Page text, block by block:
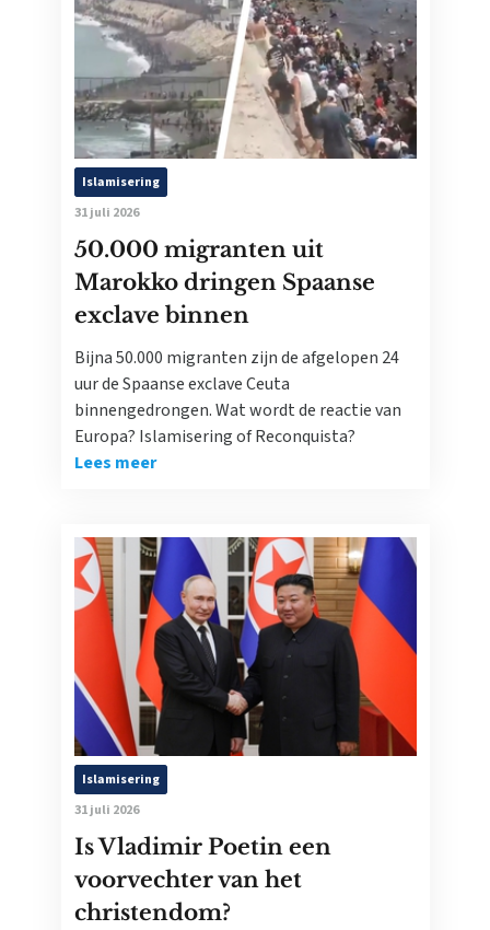
Islamisering
31 juli 2026
50.000 migranten uit
Marokko dringen Spaanse
exclave binnen
Bijna 50.000 migranten zijn de afgelopen 24
uur de Spaanse exclave Ceuta
binnengedrongen. Wat wordt de reactie van
Europa? Islamisering of Reconquista?
Lees meer
Islamisering
31 juli 2026
Is Vladimir Poetin een
voorvechter van het
christendom?